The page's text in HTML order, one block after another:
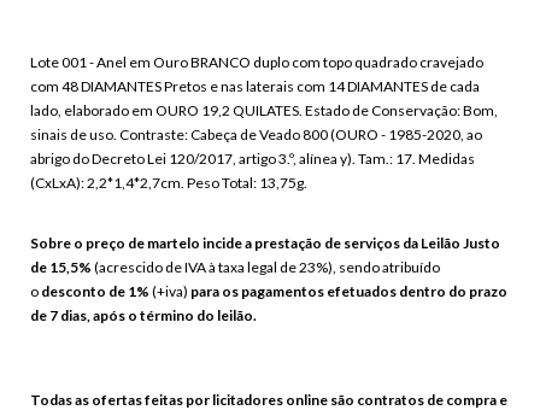
Lote 001 - Anel em Ouro BRANCO duplo com topo quadrado cravejado
com 48 DIAMANTES Pretos e nas laterais com 14 DIAMANTES de cada
lado, elaborado em OURO 19,2 QUILATES. Estado de Conservação: Bom,
sinais de uso. Contraste: Cabeça de Veado 800 (OURO - 1985-2020, ao
abrigo do Decreto Lei 120/2017, artigo 3.º, alínea y). Tam.: 17. Medidas
(CxLxA): 2,2*1,4*2,7cm. Peso Total: 13,75g.
Sobre o preço de martelo incide a prestação de serviços da Leilão Justo
de 15,5% (acrescido de IVA à taxa legal de 23%), sendo atribuído
o desconto de 1% (+iva) para os pagamentos efetuados dentro do prazo
de 7 dias, após o término do leilão.
Todas as ofertas feitas por licitadores online são contratos de compra e